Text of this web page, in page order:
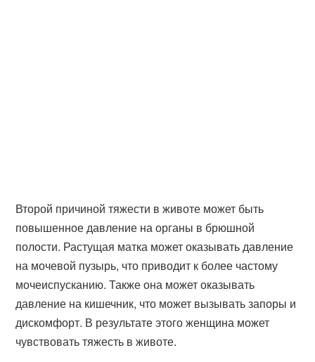
Второй причиной тяжести в животе может быть
повышенное давление на органы в брюшной
полости. Растущая матка может оказывать давление
на мочевой пузырь, что приводит к более частому
мочеиспусканию. Также она может оказывать
давление на кишечник, что может вызывать запоры и
дискомфорт. В результате этого женщина может
чувствовать тяжесть в животе.